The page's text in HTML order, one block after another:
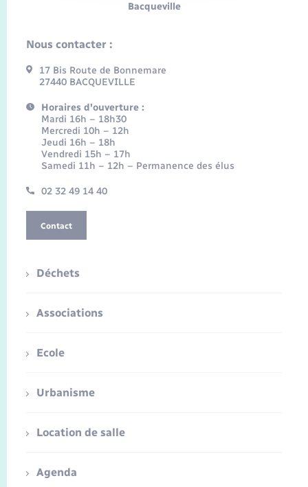
Bacqueville
Nous contacter :
17 Bis Route de Bonnemare
27440 BACQUEVILLE
Horaires d'ouverture :
Mardi 16h – 18h30
Mercredi 10h – 12h
Jeudi 16h – 18h
Vendredi 15h – 17h
Samedi 11h – 12h – Permanence des élus
02 32 49 14 40
Contact
Déchets
Associations
Ecole
Urbanisme
Location de salle
Agenda